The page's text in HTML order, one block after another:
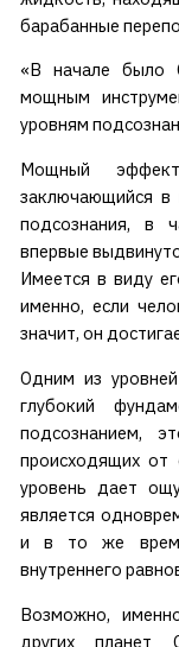
барабанные
«В начале было
мощным
уровням
Мощный
заключающийся в
подсознания, в
впервые
Имеется в виду
именно, если
значит, он
Одним из уровней
глубокий
подсознанием,
происходящих
уровень дает
является
и в то же время
внутреннего
Возможно,
других планет